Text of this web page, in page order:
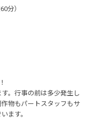
分）
。行事の前は多少発生し
物もパートスタッフもサ
ます。